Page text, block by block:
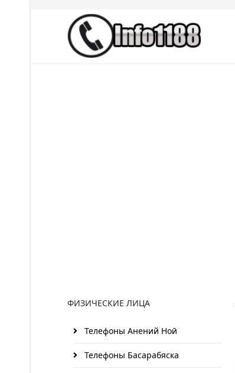
ФИЗИЧЕСКИЕ ЛИЦА
Телефоны Анений Ноӣ
Телефоны Басарабяска